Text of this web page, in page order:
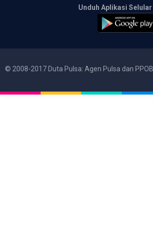
Unduh Aplikasi
© 2008-2017 Duta Pulsa: Agen Pulsa dan